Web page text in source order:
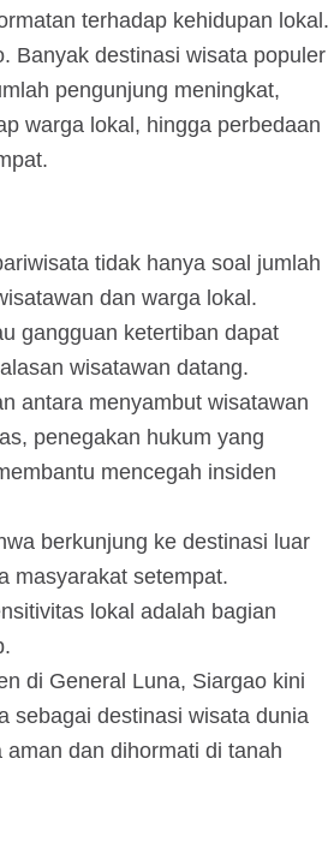
terhadap kehidupan lokal.
Banyak destinasi wisata populer
pengunjung meningkat,
warga lokal, hingga perbedaan
tidak hanya soal jumlah
dan warga lokal.
gangguan ketertiban dapat
wisatawan datang.
antara menyambut wisatawan
penegakan hukum yang
mencegah insiden
berkunjung ke destinasi luar
masyarakat setempat.
lokal adalah bagian
di General Luna, Siargao kini
sebagai destinasi wisata dunia
dan dihormati di tanah